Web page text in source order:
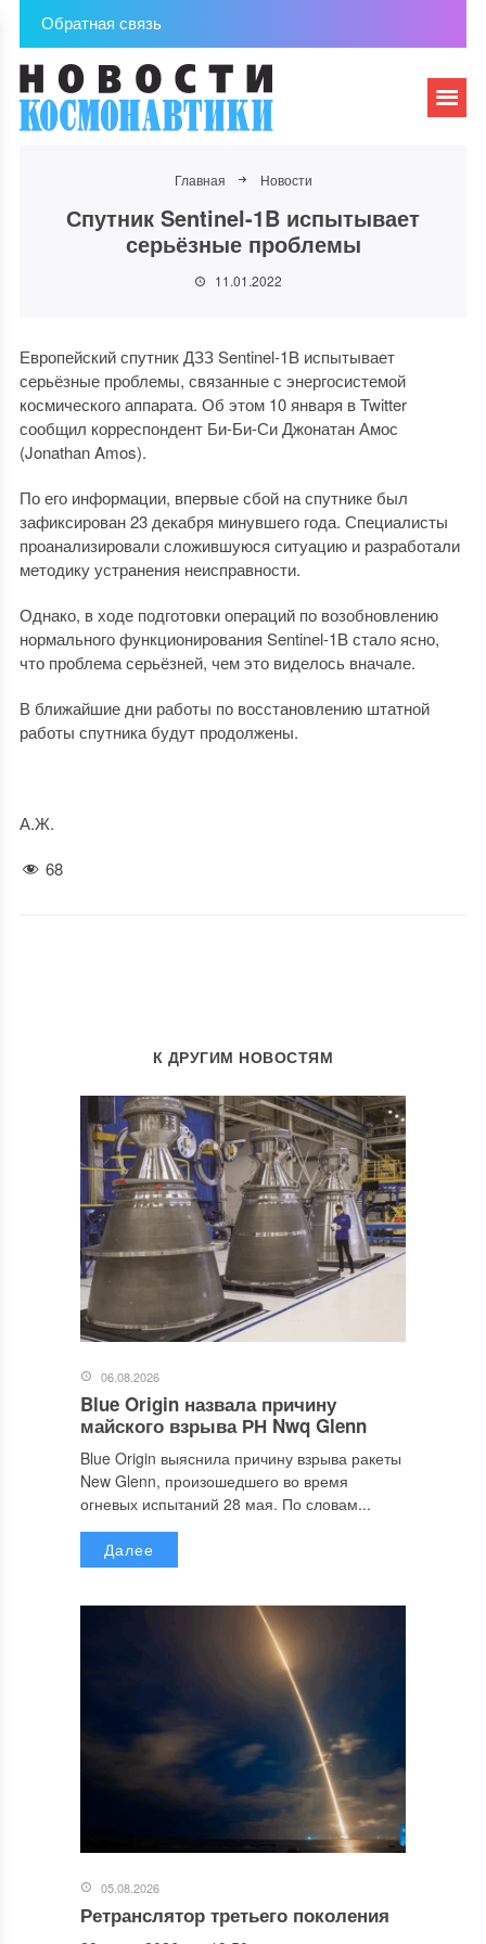
Обратная связь
Главная Новости
Спутник Sentinel-1B испытывает
серьёзные проблемы
11.01.2022
Европейский спутник ДЗЗ Sentinel-1B испытывает
серьёзные проблемы, связанные с энергосистемой
космического аппарата. Об этом 10 января в Twitter
сообщил корреспондент Би-Би-Си Джонатан Амос
(Jonathan Amos).
По его информации, впервые сбой на спутнике был
зафиксирован 23 декабря минувшего года. Специалисты
проанализировали сложившуюся ситуацию и разработали
методику устранения неисправности.
Однако, в ходе подготовки операций по возобновлению
нормального функционирования Sentinel-1B стало ясно,
что проблема серьёзней, чем это виделось вначале.
В ближайшие дни работы по восстановлению штатной
работы спутника будут продолжены.
А.Ж.
68
К ДРУГИМ НОВОСТЯМ
06.08.2026
Blue Origin назвала причину
майского взрыва РН Nwq Glenn
Blue Origin выяснила причину взрыва ракеты
New Glenn, произошедшего во время
огневых испытаний 28 мая. По словам...
Далее
05.08.2026
Ретранслятор третьего поколения